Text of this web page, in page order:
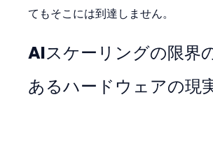
てもそこには到達しません。
AIスケーリングの限界
あるハードウェアの現